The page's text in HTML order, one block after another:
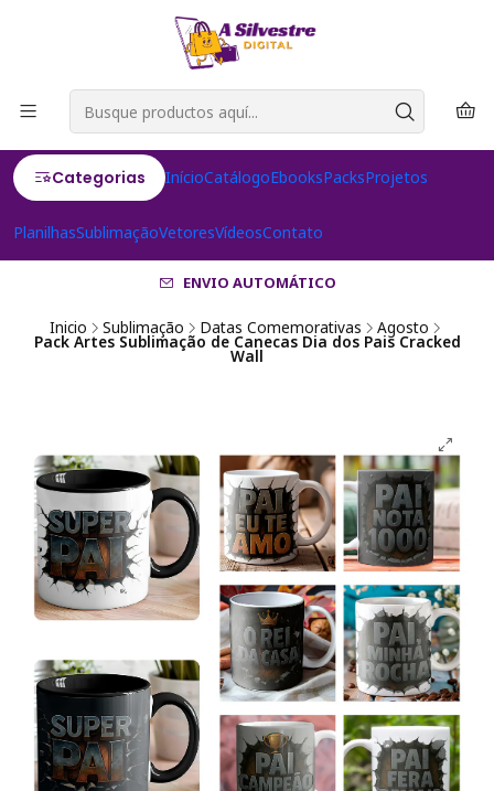
Categorias InícioCatálogoEbooksPacksProjetos
PlanilhasSublimaçãoVetoresVídeosContato
ENVIO AUTOMÁTICO
Inicio Sublimação Datas Comemorativas Agosto
Pack Artes Sublimação de Canecas Dia dos Pais Cracked
Wall